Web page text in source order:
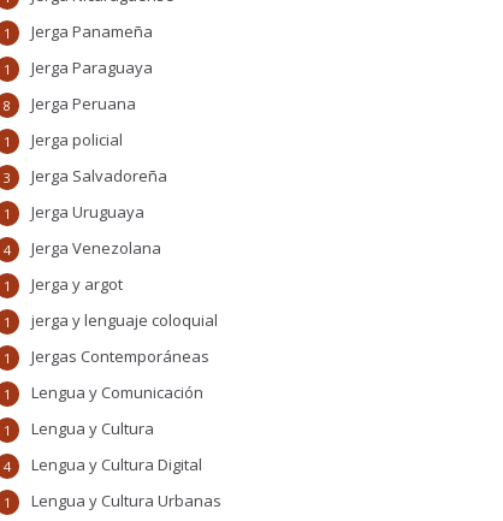
Jerga Panameña
1
Jerga Paraguaya
1
Jerga Peruana
8
Jerga policial
1
Jerga Salvadoreña
3
Jerga Uruguaya
1
Jerga Venezolana
4
Jerga y argot
1
jerga y lenguaje coloquial
1
Jergas Contemporáneas
1
Lengua y Comunicación
1
Lengua y Cultura
1
Lengua y Cultura Digital
4
Lengua y Cultura Urbanas
1